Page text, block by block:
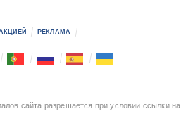
РЕКЛАМА
сайта разрешается при условии ссылки на